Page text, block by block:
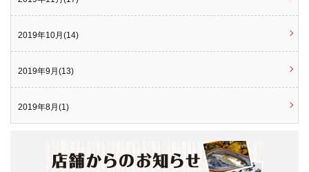
2019年10月(14)
2019年9月(13)
2019年8月(1)